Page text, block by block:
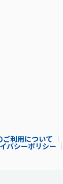
ご利用について
バシーポリシー